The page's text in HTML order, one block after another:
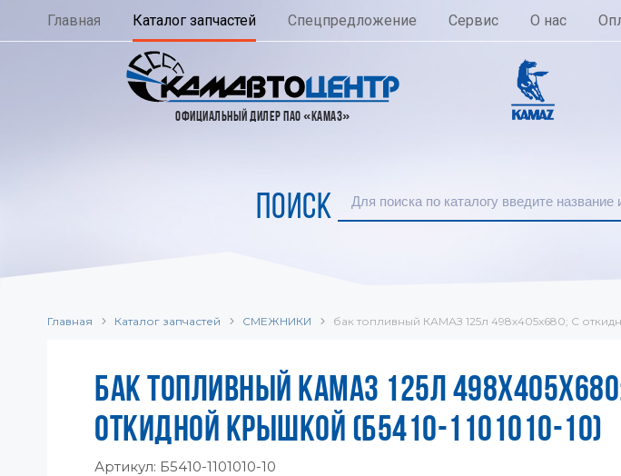
Главная Каталог запчастей Спецпредложение Сервис О нас
ОФИЦИАЛЬНЫЙ ДИЛЕР ПАО «КАМАЗ»
ПОИСК
Главная Каталог запчастей СМЕЖНИКИ бак топливный КАМАЗ 125л 498х405х680; С
БАК ТОПЛИВНЫЙ КАМАЗ 125Л
ОТКИДНОЙ КРЫШКОЙ (Б5410-1101010-10)
Артикул: Б5410-1101010-10